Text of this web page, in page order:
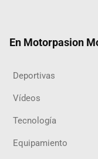
En Motorpasion
Deportivas
Vídeos
Tecnología
Equipamiento